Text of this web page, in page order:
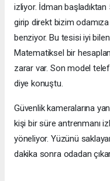
izliyor. İdman
girip direkt bizim
benziyor. Bu tesisi iyi
Matematiksel bir
zarar var. Son model
diye konuştu.
Güvenlik kameralarına
kişi bir süre antrenmanı
yöneliyor. Yüzünü
dakika sonra odadan